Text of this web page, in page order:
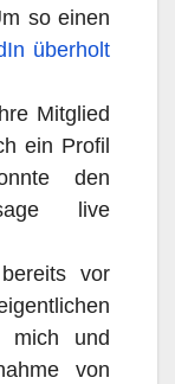
so einen
überholt
Mitglied
ein Profil
den
live
vor
mich und
von